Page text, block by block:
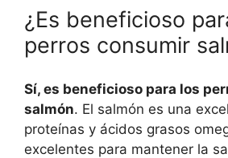
¿Es beneficioso
perros consumir
Sí, es beneficioso para los
salmón. El salmón es una
proteínas y ácidos grasos
excelentes para mantener la